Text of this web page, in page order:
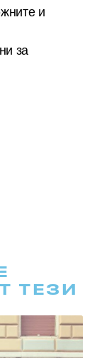
и
за
ТЕЗИ